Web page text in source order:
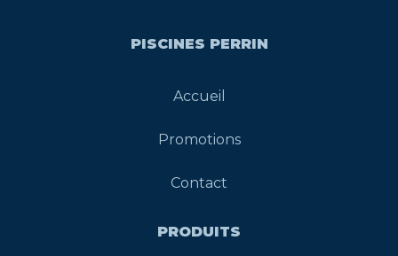
PISCINES PERRIN
Accueil
Promotions
Contact
PRODUITS